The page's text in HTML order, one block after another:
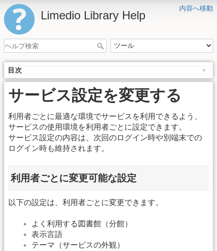
内容へ移動
Limedio Library Help
目次
サービス設定を変更する
利用者ごとに最適な環境でサービスを利用できるよう、
サービスの使用環境を利用者ごとに設定できます。
サービス設定の内容は、次回のログイン時や別端末での
ログイン時も維持されます。
利用者ごとに変更可能な設定
以下の設定は、利用者ごとに変更できます。
よく利用する図書館（分館）
表示言語
テーマ（サービスの外観）